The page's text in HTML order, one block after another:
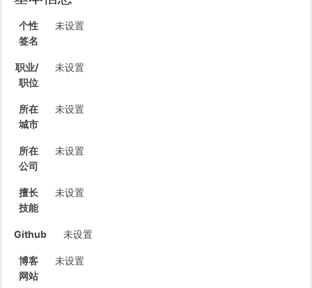
个性
签名
未设置
职业/
职位
未设置
所在
城市
未设置
所在
公司
未设置
擅长
技能
未设置
Github 未设置
博客
网站
未设置